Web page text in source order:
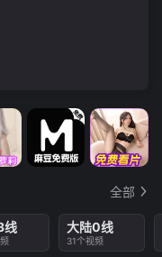
全部
线 大陆0线
31个视频